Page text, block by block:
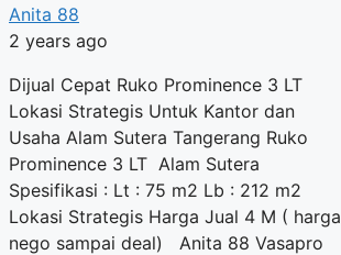
Anita 88
2 years ago
Dijual Cepat Ruko Prominence 3 LT
Lokasi Strategis Untuk Kantor dan
Usaha Alam Sutera Tangerang Ruko
Prominence 3 LT Alam Sutera
Spesifikasi : Lt : 75 m2 Lb : 212 m2
Lokasi Strategis Harga Jual 4 M ( harga
nego sampai deal) Anita 88 Vasapro